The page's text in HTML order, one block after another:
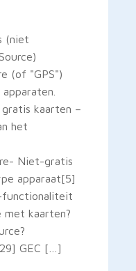
(niet
(of "GPS")
kaarten –
het
Niet-gratis
apparaat[5]
functionaliteit
met kaarten?
GEC […]